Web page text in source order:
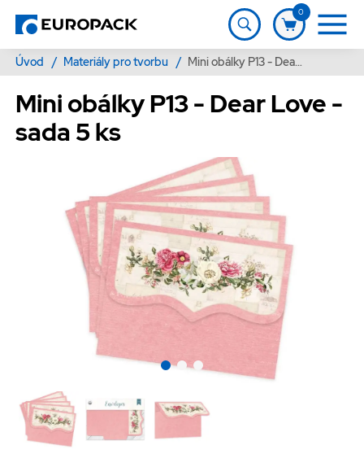
0
Úvod / Materiály pro tvorbu / Mini obálky P13 - Dear Love - sada 5 ks
Mini obálky P13 - Dear Love -
sada 5 ks